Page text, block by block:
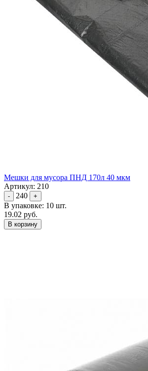
Мешки для мусора ПНД 170л 40 мкм
Артикул: 210
- 240 +
В упаковке: 10 шт.
19.02 руб.
В корзину